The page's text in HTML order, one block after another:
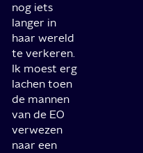
nog iets
langer in
haar wereld
te verkeren.
Ik moest erg
lachen toen
de mannen
van de EO
verwezen
naar een